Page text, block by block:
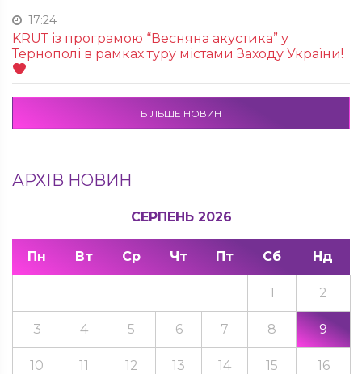
17:24
KRUТ із програмою “Весняна акустика” у
Тернополі в рамках туру містами Заходу України!
БІЛЬШЕ НОВИН
АРХІВ НОВИН
СЕРПЕНЬ 2026
Пн Вт Ср Чт Пт Сб Нд
1 2
3 4 5 6 7 8 9
10 11 12 13 14 15 16